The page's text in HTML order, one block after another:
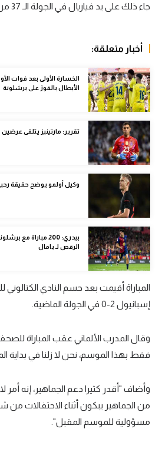
رياضات أخرى
كرة السلة الأمريكية
كرة سلة
كرة يد
كرة طائرة
الوطن العربي
في المونديال
رياضة نسائية
آسيا
أمريكا
ركن الألعاب
أقسام خاصة
ميركاتو
تقرير في الجول
تحليل في الجول
جاء ذلك على يد فياريال في الجولة الـ 37 من الدوري الإسباني.
أخبار متعلقة:
الخسارة الأولى بعد فوات
الأبطال بالفوز على برشلونة
تقرير: مارتينيز يتلقى
وكيل أولمو يوضح حقيقة
بيدري: 200 مباراة مع
الرقص لـ يامال
المباراة أقيمت بعد حسم النادي
إسبانيول 2-0 في الجولة الماضية.
وقال المدرب الألماني عقب المباراة
فقط بهذا الموسم، نحن لا زلنا في بداية
وأضاف "أقدر كثيرا دعم الجماهير، إنه أمر
من الجماهير يبكون أثناء الاحتفالات من
مسؤولية للموسم المقبل".